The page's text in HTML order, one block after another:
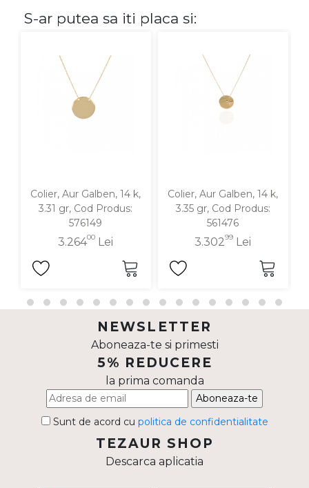
Cu pietre
S-ar putea sa iti placa si:
Colier, Aur Galben, 14 k,
3.31 gr, Cod Produs:
576149
3.26400 Lei
Colier, Aur Galben, 14 k,
3.35 gr, Cod Produs:
561476
3.30299 Lei
NEWSLETTER
Aboneaza-te si primesti
5% REDUCERE
la prima comanda
Aboneaza-te
Sunt de acord cu politica de confidentialitate
TEZAUR SHOP
Descarca aplicatia